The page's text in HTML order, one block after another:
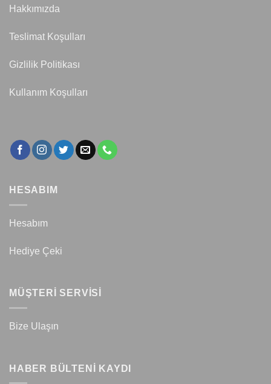
Hakkımızda
Teslimat Koşulları
Gizlilik Politikası
Kullanım Koşulları
HESABIM
Hesabım
Hediye Çeki
MÜŞTERİ SERVİSİ
Bize Ulaşın
HABER BÜLTENİ KAYDI